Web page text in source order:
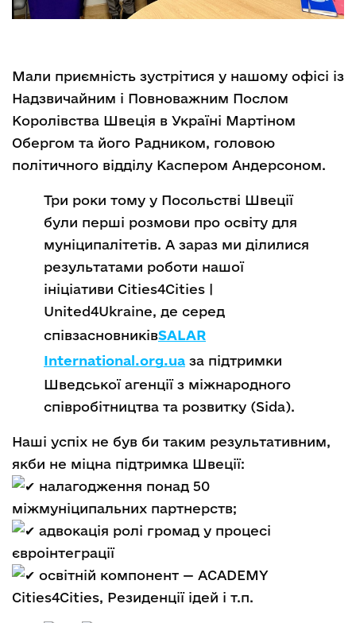
Мали приємність зустрітися у нашому офісі із
Надзвичайним і Повноважним Послом
Королівства Швеція в Україні Мартіном
Обергом та його Радником, головою
політичного відділу Каспером Андерсоном.
Три роки тому у Посольстві Швеції
були перші розмови про освіту для
муніципалітетів. А зараз ми ділилися
результатами роботи нашої
ініціативи Сities4Cities |
United4Ukraine, де серед
співзасновниківSALAR
International.org.ua за підтримки
Шведської агенції з міжнародного
співробітництва та розвитку (Sida).
Наші успіх не був би таким результативним,
якби не міцна підтримка Швеції:
налагодження понад 50
міжмуніципальних партнерств;
адвокація ролі громад у процесі
євроінтеграції
освітній компонент — ACADEMY
Cities4Cities, Резиденції ідей і т.п.